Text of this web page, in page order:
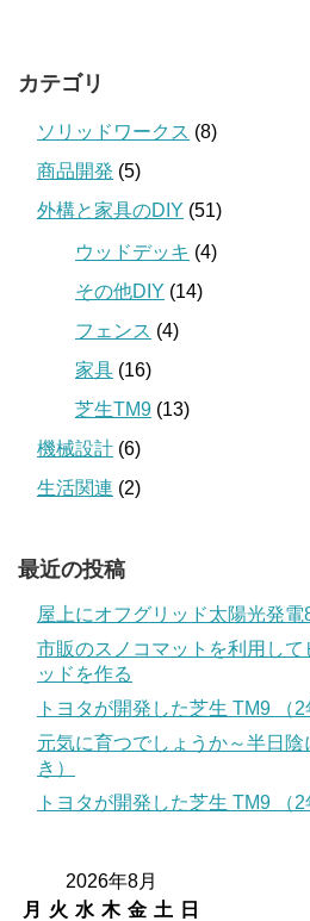
カテゴリ
ソリッドワークス (8)
商品開発 (5)
外構と家具のDIY (51)
ウッドデッキ (4)
その他DIY (14)
フェンス (4)
家具 (16)
芝生TM9 (13)
機械設計 (6)
生活関連 (2)
最近の投稿
屋上にオフグリッド太陽光発電
市販のスノコマットを利用し
ッドを作る
トヨタが開発した芝生 TM9 （
元気に育つでしょうか～半日
き）
トヨタが開発した芝生 TM9 （
2026年8月
月
火 水 木 金 土
日